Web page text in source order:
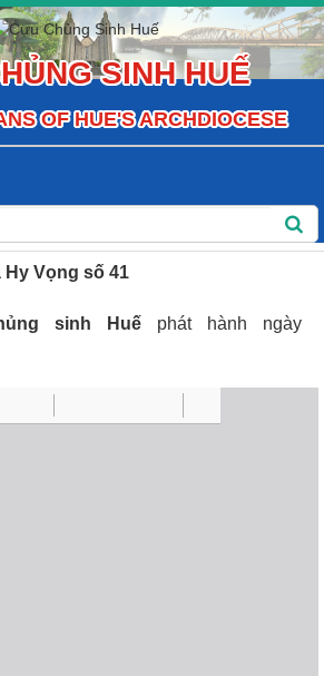
SINH HUẾ
OF HUE'S ARCHDIOCESE
Hy Vọng số 41
sinh Huế phát hành ngày